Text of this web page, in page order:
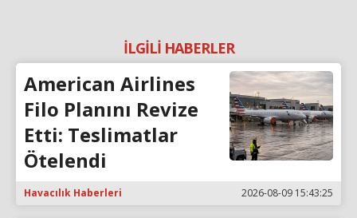
İLGİLİ HABERLER
American Airlines
Filo Planını Revize
Etti: Teslimatlar
Ötelendi
Havacılık Haberleri 2026-08-09 15:43:25